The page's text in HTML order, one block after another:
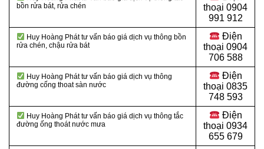
bồn rửa bát, rửa chén
thoại 0904
991 912
Huy Hoàng Phát tư vấn báo giá dịch vụ thông bồn
rửa chén, chậu rửa bát
Điện
thoại 0904
706 588
Huy Hoàng Phát tư vấn báo giá dịch vụ thông
đường cống thoat sàn nước
Điện
thoại 0835
748 593
Huy Hoàng Phát tư vấn báo giá dịch vụ thông tắc
đường ống thoát nước mưa
Điện
thoại 0934
655 679